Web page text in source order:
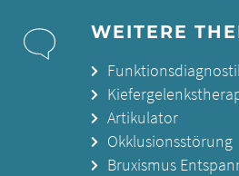
WEITERE
Artikulator
Okklusionsstörung
Bruxismus